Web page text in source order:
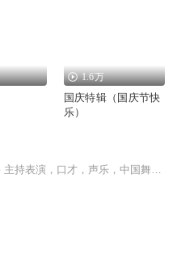
1.6万
国庆特辑（国庆节快
乐）